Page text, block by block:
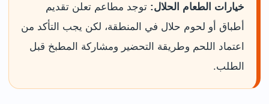
خيارات الطعام الحلال: توجد مطاعم تعلن تقديم
أطباق أو لحوم حلال في المنطقة، لكن يجب التأكد من
اعتماد اللحم وطريقة التحضير ومشاركة المطبخ قبل
الطلب.